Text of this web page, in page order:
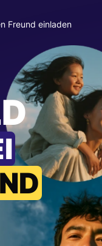
Freund einladen